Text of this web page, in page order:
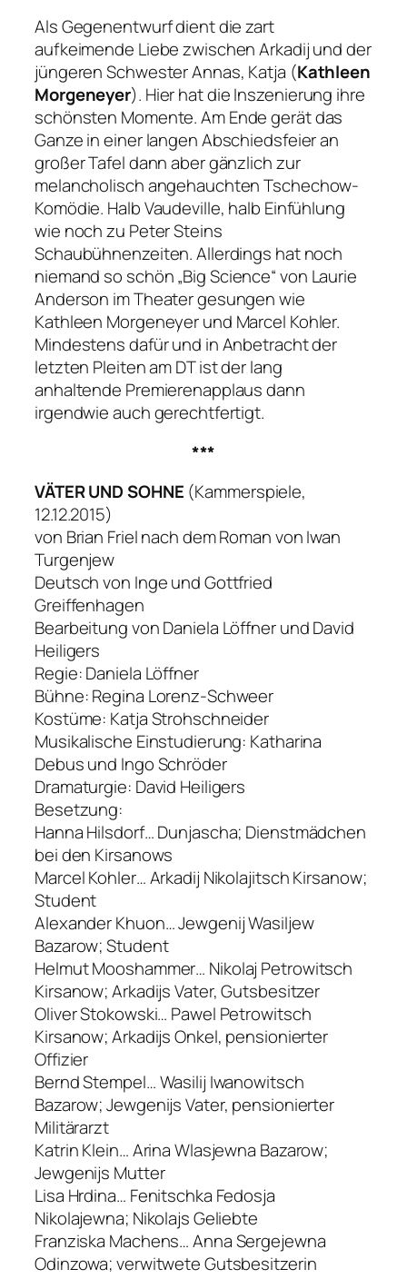
Als Gegenentwurf dient die zart
aufkeimende Liebe zwischen Arkadij und der
jüngeren Schwester Annas, Katja (Kathleen
Morgeneyer). Hier hat die Inszenierung ihre
schönsten Momente. Am Ende gerät das
Ganze in einer langen Abschiedsfeier an
großer Tafel dann aber gänzlich zur
melancholisch angehauchten Tschechow-
Komödie. Halb Vaudeville, halb Einfühlung
wie noch zu Peter Steins
Schaubühnenzeiten. Allerdings hat noch
niemand so schön„Big Science“von Laurie
Anderson im Theater gesungen wie
Kathleen Morgeneyer und Marcel Kohler.
Mindestens dafür und in Anbetracht der
letzten Pleiten am DT ist der lang
anhaltende Premierenapplaus dann
irgendwie auch gerechtfertigt.
***
VÄTER UND SOHNE (Kammerspiele,
12.12.2015)
von Brian Friel nach dem Roman von Iwan
Turgenjew
Deutsch von Inge und Gottfried
Greiffenhagen
Bearbeitung von Daniela Löffner und David
Heiligers
Regie: Daniela Löffner
Bühne: Regina Lorenz-Schweer
Kostüme: Katja Strohschneider
Musikalische Einstudierung: Katharina
Debus und Ingo Schröder
Dramaturgie: David Heiligers
Besetzung:
Hanna Hilsdorf… Dunjascha; Dienstmädchen
bei den Kirsanows
Marcel Kohler… Arkadij Nikolajitsch Kirsanow;
Student
Alexander Khuon… Jewgenij Wasiljew
Bazarow; Student
Helmut Mooshammer… Nikolaj Petrowitsch
Kirsanow; Arkadijs Vater, Gutsbesitzer
Oliver Stokowski… Pawel Petrowitsch
Kirsanow; Arkadijs Onkel, pensionierter
Offizier
Bernd Stempel… Wasilij Iwanowitsch
Bazarow; Jewgenijs Vater, pensionierter
Militärarzt
Katrin Klein… Arina Wlasjewna Bazarow;
Jewgenijs Mutter
Lisa Hrdina… Fenitschka Fedosja
Nikolajewna; Nikolajs Geliebte
Franziska Machens… Anna Sergejewna
Odinzowa; verwitwete Gutsbesitzerin